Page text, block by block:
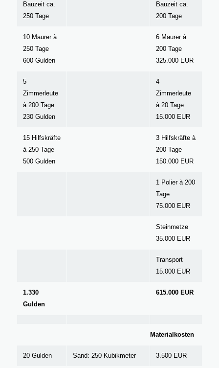
Bauzeit ca.
250 Tage
Bauzeit ca.
200 Tage
10 Maurer à
250 Tage
600 Gulden
6 Maurer à
200 Tage
325.000 EUR
5
Zimmerleute
à 200 Tage
230 Gulden
4
Zimmerleute
à 20 Tage
15.000 EUR
15 Hilfskräfte
à 250 Tage
500 Gulden
3 Hilfskräfte à
200 Tage
150.000 EUR
1 Polier à 200
Tage
75.000 EUR
Steinmetze
35.000 EUR
Transport
15.000 EUR
1.330
Gulden
615.000 EUR
Materialkosten
20 Gulden Sand: 250 Kubikmeter 3.500 EUR